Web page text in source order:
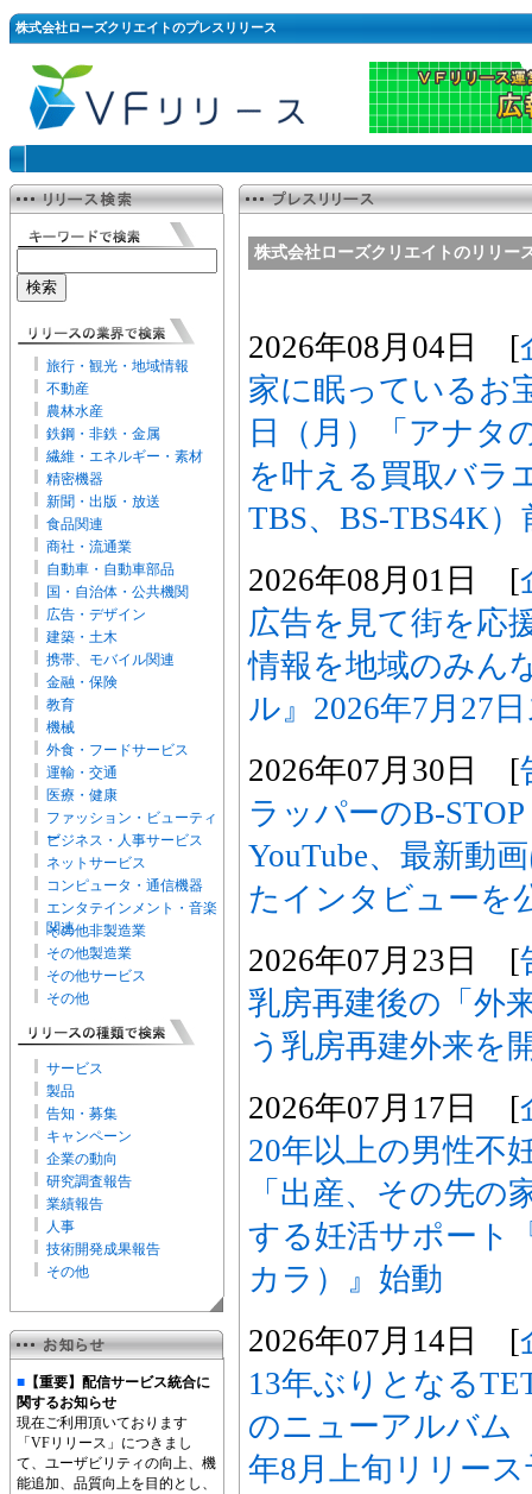
株式会社ローズクリエイトのプレスリリース
旅行・観光・地域情報
不動産
農林水産
鉄鋼・非鉄・金属
繊維・エネルギー・素材
精密機器
新聞・出版・放送
食品関連
商社・流通業
自動車・自動車部品
国・自治体・公共機関
広告・デザイン
建築・土木
携帯、モバイル関連
金融・保険
教育
機械
外食・フードサービス
運輸・交通
医療・健康
ファッション・ビューティ
ー
ビジネス・人事サービス
ネットサービス
コンピュータ・通信機器
エンタテインメント・音楽
関連
その他非製造業
その他製造業
その他サービス
その他
サービス
製品
告知・募集
キャンペーン
企業の動向
研究調査報告
業績報告
人事
技術開発成果報告
その他
■ 【重要】配信サービス統合に
関するお知らせ
現在ご利用頂いております
「VFリリース」につきまし
て、ユーザビリティの向上、機
能追加、品質向上を目的とし、
株式会社ローズクリエイトのリリー
2026年08月04日 [
家に眠っているお
日（月）「アナタ
を叶える買取バラ
TBS、BS-TBS4K
2026年08月01日 [
広告を見て街を応
情報を地域のみん
ル』2026年7月27
2026年07月30日 [
ラッパーのB-
YouTube、最新動
たインタビューを
2026年07月23日 [
乳房再建後の「外
う乳房再建外来を
2026年07月17日 [
20年以上の男性不
「出産、その先の
する妊活サポート
カラ）』始動
2026年07月14日 [
13年ぶりとなる
のニューアルバム
年8月上旬リリー